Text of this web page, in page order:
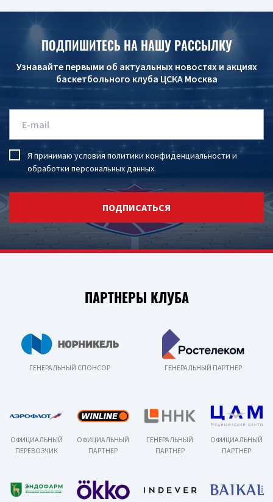
ПОДПИШИТЕСЬ НА НАШУ РАССЫЛКУ
Узнавайте первыми об актуальных новостях и акциях
баскетбольного клуба ЦСКА Москва
Я принимаю условия политики конфиденциальности и
обработки персональных данных.
ПОДПИСАТЬСЯ
ПАРТНЕРЫ КЛУБА
ГЕНЕРАЛЬНЫЙ СПОНСОР ГЕНЕРАЛЬНЫЙ ПАРТНЕР
ОФИЦИАЛЬНЫЙ
ПЕРЕВОЗЧИК
ОФИЦИАЛЬНЫЙ
ПАРТНЕР
ГЕНЕРАЛЬНЫЙ
ПАРТНЕР
ОФИЦИАЛЬНЫЙ
ПАРТНЕР